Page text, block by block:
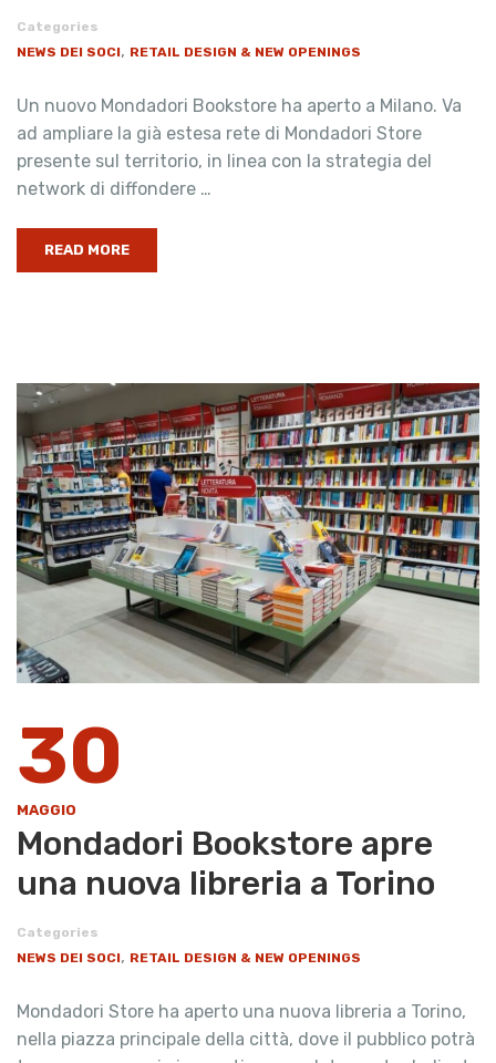
Categories
NEWS DEI SOCI, RETAIL DESIGN & NEW OPENINGS
Un nuovo Mondadori Bookstore ha aperto a Milano. Va
ad ampliare la già estesa rete di Mondadori Store
presente sul territorio, in linea con la strategia del
network di diffondere …
READ MORE
30
MAGGIO
Mondadori Bookstore apre
una nuova libreria a Torino
Categories
NEWS DEI SOCI, RETAIL DESIGN & NEW OPENINGS
Mondadori Store ha aperto una nuova libreria a Torino,
nella piazza principale della città, dove il pubblico potrà